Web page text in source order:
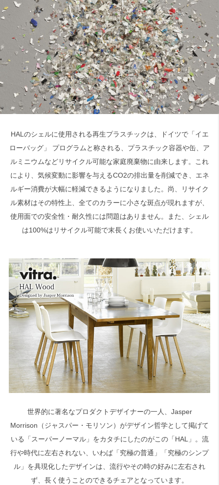
HALのシェルに使用される再生プラスチックは、ドイツで「イエ
ローバッグ」 プログラムと称される、プラスチック容器や缶、ア
ルミニウムなどリサイクル可能な家庭廃棄物に由来します。これ
により、気候変動に影響を与えるCO2の排出量を削減でき、エネ
ルギー消費が大幅に軽減できるようになりました。尚、リサイク
ル素材はその特性上、全てのカラーに小さな斑点が現れますが、
使用面での安全性・耐久性には問題はありません。また、シェル
は100%はリサイクル可能で末長くお使いいただけます。
世界的に著名なプロダクトデザイナーの一人、Jasper
Morrison（ジャスパー・モリソン）がデザイン哲学として掲げて
いる「スーパーノーマル」をカタチにしたのがこの「HAL」。流
行や時代に左右されない、いわば「究極の普通」「究極のシンプ
ル」を具現化したデザインは、流行やその時の好みに左右され
ず、長く使うことのできるチェアとなっています。